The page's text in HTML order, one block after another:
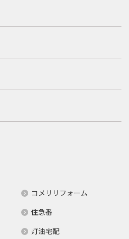
コメリリフォーム
住急番
灯油宅配